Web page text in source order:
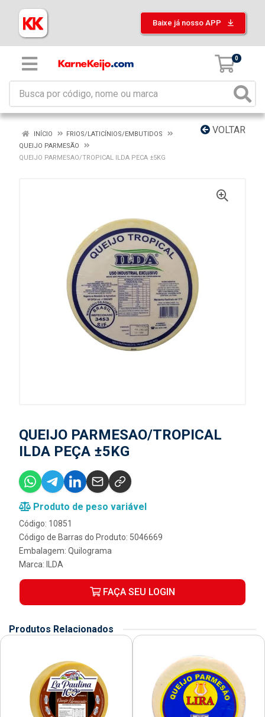
Baixe já nosso APP
0
VOLTAR
INÍCIO
FRIOS/LATICÍNIOS/EMBUTIDOS
QUEIJO PARMESÃO
QUEIJO PARMESAO/TROPICAL ILDA PECA ±5KG
QUEIJO PARMESAO/TROPICAL
ILDA PEÇA ±5KG
Produto de peso variável
Código: 10851
Código de Barras do Produto: 5046669
Embalagem: Quilograma
Marca:
ILDA
FAÇA SEU LOGIN
Produtos Relacionados